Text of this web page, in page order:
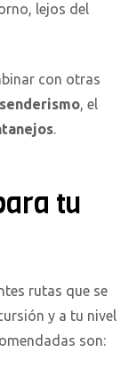
lejos del
con otras
senderismo, el
.
tu
rutas que se
y a tu nivel
son: